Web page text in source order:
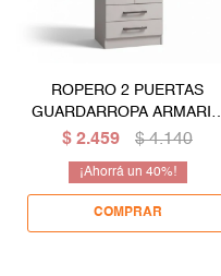
ROPERO 2 PUERTAS
GUARDARROPA ARMARIO
PLACARD CLOSET
$ 2.459 $ 4.140
40